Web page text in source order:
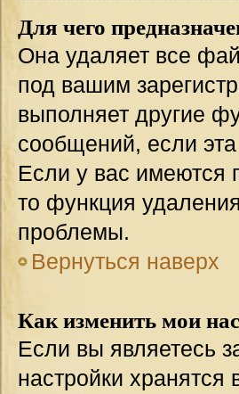
Для чего
Она удаляет все
под вашим
выполняет другие
сообщений, если
Если у вас
то функция
проблемы.
Вернуться наверх
Как изменить мои
Если вы являетесь
настройки